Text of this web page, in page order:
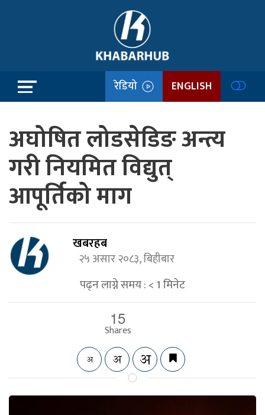
रेडियो ENGLISH
अघोषित लोडसेडिङ अन्त्य
गरी नियमित विद्युत्
आपूर्तिको माग
खबरहब
२५ असार २०८३, बिहीबार
पढ्न लाग्ने समय :< 1मिनेट
15
Shares